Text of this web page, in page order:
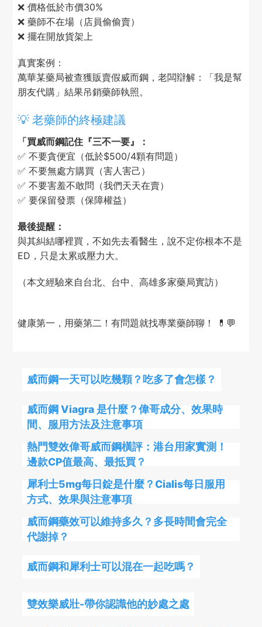
❌ 價格低於市價30%
❌ 藥師不在場（店員偷偷賣）
❌ 擺在開放貨架上
真實案例：
萬華某藥局被查獲販賣假威而鋼，老闆辯解：「我是幫
朋友代購」結果吊銷藥師執照。
💡 老藥師的終極建議
「買威而鋼記住『三不一要』：
✅ 不要貪便宜（低於$500/4顆有問題）
✅ 不要無處方購買（害人害己）
✅ 不要害羞不敢問（我們天天在賣）
✅ 要保留發票（保障權益）
最後提醒：
與其糾結哪裡買，不如先去看醫生，說不定你根本不是
ED，只是太累或壓力大。
（本文經驗來自台北、台中、高雄多家藥局實訪）
健康第一，用藥第二！有問題就找專業藥師聊！ 💊💬
威而鋼一天可以吃幾顆？吃多了會怎樣？
威而鋼 Viagra 是什麼？偉哥成分、效果時
間、服用方法及注意事項
熱門雙效偉哥威而鋼橫評：港台用家實測！
邊款CP值最高、最抵買？
犀利士5mg每日錠是什麼？Cialis每日服用
方式、效果與注意事項
威而鋼藥效可以維持多久？多長時間會完全
代謝掉？
威而鋼和犀利士可以混在一起吃嗎？
雙效樂威壯-帶你認識他的妙處之處